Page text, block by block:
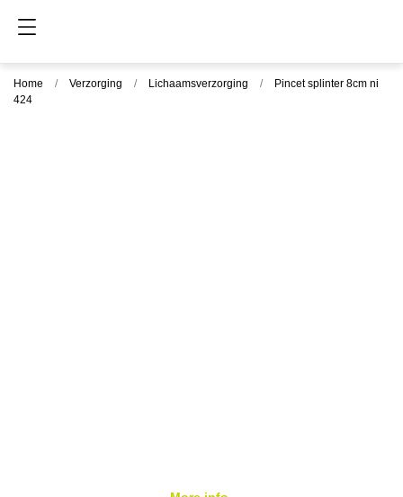
Home Verzorging Lichaamsverzorging
Pincet splinter 8cm ni
424